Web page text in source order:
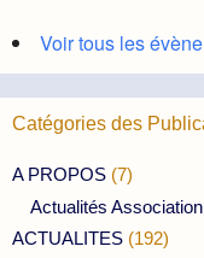
Voir tous les
Catégories des
A PROPOS (7)
Actualités Association
ACTUALITES (192)